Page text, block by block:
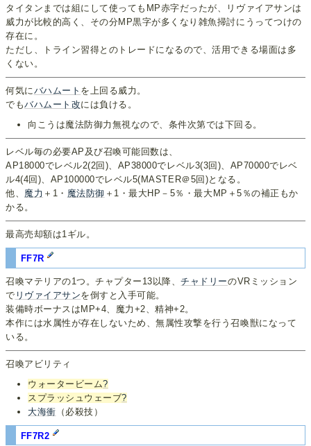
タイタンまでは組にして使ってもMP赤字だったが、リヴァイアサンは
威力が比較的高く、その分MP黒字が多くなり雑魚掃討にうってつけの
存在に。
ただし、トライン習得とのトレードになるので、活用できる場面は多
くない。
何気に バハムート を上回る威力。
でもバハムート改には負ける。
向こうは魔法防御力無視なので、条件次第では下回る。
レベル毎の必要AP及び召喚可能回数は、
AP18000でレベル2(2回)、AP38000でレベル3(3回)、AP70000でレベ
ル4(4回)、AP100000でレベル5(MASTER＠5回)となる。
他、 魔力 ＋1・ 魔法防御 ＋1・最大HP－5％・最大MP＋5％の補正もか
かる。
最高売却額は1ギル。
FF7R
召喚マテリアの1つ。チャプター13以降、チャドリーのVRミッション
で リヴァイアサンを倒すと入手可能。
装備時ボーナスはMP+4、魔力+2、精神+2。
本作には水属性が存在しないため、無属性攻撃を行う召喚獣になって
いる。
召喚アビリティ
ウォータービーム?
スプラッシュウェーブ?
大海衝 （必殺技）
FF7R2